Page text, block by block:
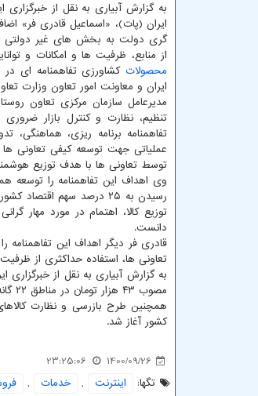
به گزارش آبیاری به نقل از خبرگزاری
ایران (پات)، «اسماعیل قادری فر»
گری دولت به بخش های غیر دولتی
از منابع، ظرفیت ها و امکانات و
محصولات کشاورزی تفاهمنامه ای
ایران و معاونت امور تعاون وزارت
مدیرعامل سازمان مرکزی تعاون
تنظیم، نظارت و کنترل بازار
تفاهمنامه برنامه ریزی،
عملیاتی جهت توسعه کیفی تعاونی
توسط تعاونی ها با هدف توزیع
وی اهداف این تفاهمنامه را
رسیدن به ۲۵ درصد سهم
توزیع کالا، اهتمام در مورد مهار
دانست.
قادری فر دیگر اهداف این تفاهمنامه
تعاونی ها، استفاده حداکثری از
به گزارش آبیاری به نقل از خبرگزاری
مصوب ۴۳ هزار تومان در مناطق ۲۲ گانه شهر تهران کلید خورده بود.
همچنین طرح بازرسی و نظارت
کشور آغاز شد.
1400/09/26
23:25:06
تگها:
اینترنت , خدمات ,